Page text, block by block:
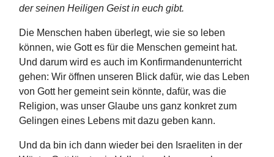
der seinen Heiligen Geist in euch gibt.
Die Menschen haben überlegt, wie sie so leben
können, wie Gott es für die Menschen gemeint hat.
Und darum wird es auch im Konfirmandenunterricht
gehen: Wir öffnen unseren Blick dafür, wie das Leben
von Gott her gemeint sein könnte, dafür, was die
Religion, was unser Glaube uns ganz konkret zum
Gelingen eines Lebens mit dazu geben kann.
Und da bin ich dann wieder bei den Israeliten in der